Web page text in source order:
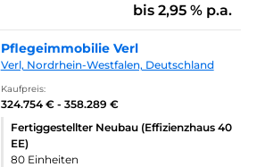
bis 2,95 % p.a.
Pflegeimmobilie Verl
Verl, Nordrhein-Westfalen, Deutschland
Kaufpreis:
324.754 € - 358.289 €
Fertiggestellter Neubau (Effizienzhaus 40
EE)
80 Einheiten